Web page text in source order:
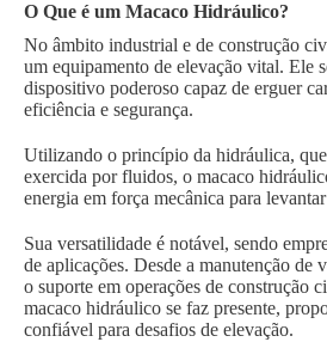
O Que é um Macaco Hidráulico?
No âmbito industrial e de construção
um equipamento de elevação vital. Ele
dispositivo poderoso capaz de erguer
eficiência e segurança.
Utilizando o princípio da hidráulica,
exercida por fluidos, o macaco
energia em força mecânica para
Sua versatilidade é notável, sendo
de aplicações. Desde a manutenção de
o suporte em operações de construção
macaco hidráulico se faz presente,
confiável para desafios de elevação.